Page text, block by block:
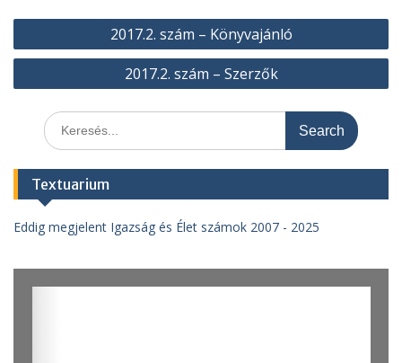
Bejegyzés
navigáció
2017.2. szám – Könyvajánló
2017.2. szám – Szerzők
Search
for:
Textuarium
Eddig megjelent Igazság és Élet számok 2007 - 2025